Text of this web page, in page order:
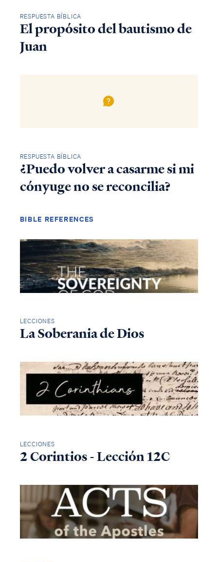
RESPUESTA BÍBLICA
El propósito del bautismo de
Juan
RESPUESTA BÍBLICA
¿Puedo volver a casarme si mi
cónyuge no se reconcilia?
BIBLE REFERENCES
LECCIONES
La Soberania de Dios
LECCIONES
2 Corintios - Lección 12C